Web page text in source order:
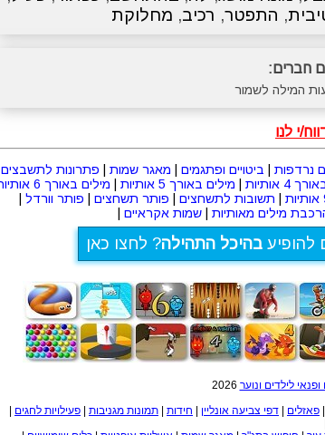
, התפטר, רכיב, מחלוקת
חברים:
המילה לשמור
י לנו
נרדפות ביטויים ופתגמים מאגר שמות פתרונות לתשבצים
4 אותיות מילים באורך 5 אותיות מילים באורך 6 אותיות
תשובות לתשחצים פותר תשחצים פותר וורדל
מילים מאותיות שמות אקראיים
להופיעבהיכל התהילה? לחצו כאן
לילדים ונוער
| פאזלים | דפי צביעה אונליין | חידות | תמונות מגניבות | פעילויות לחגים |